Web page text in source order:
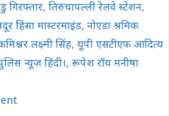
गिरफ्तार, तिरुचापल्ली रेलवे स्टेशन,
हिंसा मास्टरमाइंड, नोएडा श्रमिक
लक्ष्मी सिंह, यूपी एसटीएफ आदित्य
न्यूज़ हिंदी।, रूपेश रॉय मनीषा